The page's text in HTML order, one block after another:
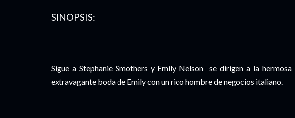
SINOPSIS:
Sigue a Stephanie Smothers y Emily Nelson se dirigen a la
extravagante boda de Emily con un rico hombre de negocios italiano.